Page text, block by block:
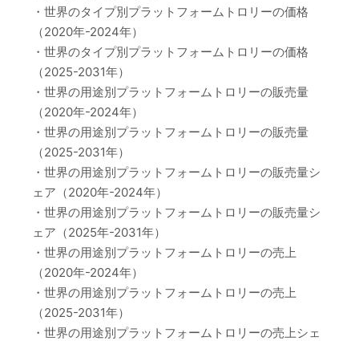
・世界のタイプ別プラットフォームトロリーの価格
（2020年-2024年）
・世界のタイプ別プラットフォームトロリーの価格
（2025-2031年）
・世界の用途別プラットフォームトロリーの販売量
（2020年-2024年）
・世界の用途別プラットフォームトロリーの販売量
（2025-2031年）
・世界の用途別プラットフォームトロリーの販売量シ
ェア（2020年-2024年）
・世界の用途別プラットフォームトロリーの販売量シ
ェア（2025年-2031年）
・世界の用途別プラットフォームトロリーの売上
（2020年-2024年）
・世界の用途別プラットフォームトロリーの売上
（2025-2031年）
・世界の用途別プラットフォームトロリーの売上シェ